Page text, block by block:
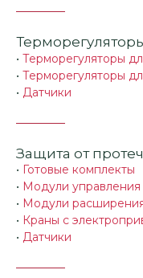
• Терморегуляторы
• Терморегуляторы
• Датчики
Защита от
• Готовые комплекты
• Модули управления
• Модули
• Краны с
• Датчики